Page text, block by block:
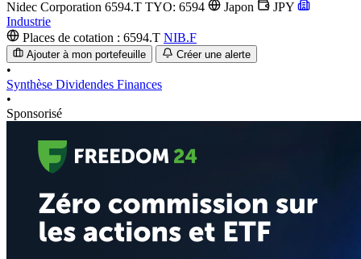
Nidec Corporation 6594.T TYO: 6594 Japon
JPY
Industrie
Places de cotation : 6594.T NIB.F
Ajouter à mon portefeuille Créer une alerte
•
Synthèse Dividendes Finances
•
Sponsorisé